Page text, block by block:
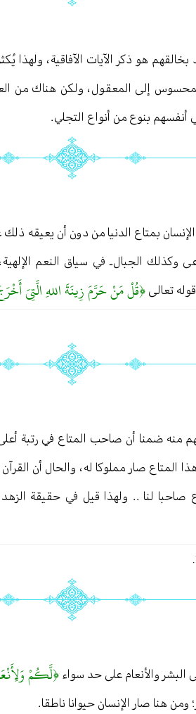
بخالقهم هو ذكر الآيات الآفاقية ، ولهذا
إلى المعقول ، ولكن هناك من
أنفسهم بنوع من أنواع التجلي .
بمتاع الدنيا من دون أن يعيقه ذلك
وكذلك الجبال ـ في سياق النعم
تعالى ﴿قُلْ مَنْ حَرَّمَ زِينَةَ اللهِ الَّتِيَ
منه ضمنا أن صاحب المتاع في رتبة أعلى
المتاع صار مملوكا له ، والحال أن
صاحبا لنا . . ولهذا قيل في حقيقة الزهد
البشر والأنعام على حد سواء ﴿لَّكُمْ
ومن هنا صار الإنسان حيوانا ناطقا .